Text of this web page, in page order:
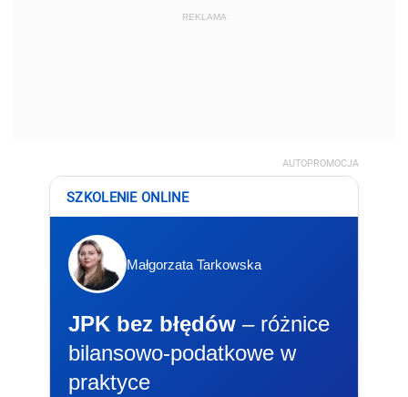
REKLAMA
AUTOPROMOCJA
SZKOLENIE ONLINE
Małgorzata Tarkowska
JPK bez błędów – różnice
bilansowo-podatkowe w
praktyce